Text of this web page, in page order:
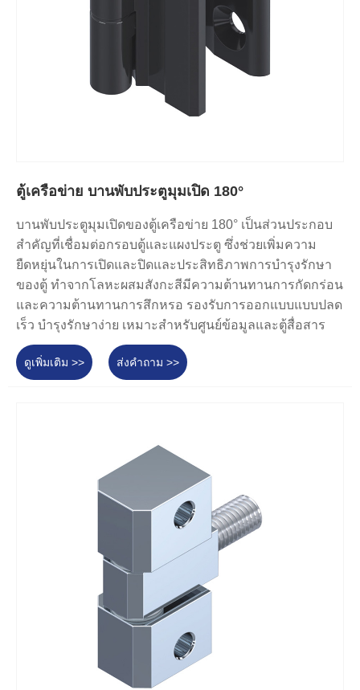
ตู้เครือข่าย บานพับประตูมุมเปิด 180°
บานพับประตูมุมเปิดของตู้เครือข่าย 180° เป็นส่วนประกอบ
สำคัญที่เชื่อมต่อกรอบตู้และแผงประตู ซึ่งช่วยเพิ่มความ
ยืดหยุ่นในการเปิดและปิดและประสิทธิภาพการบำรุงรักษา
ของตู้ ทำจากโลหะผสมสังกะสีมีความต้านทานการกัดกร่อน
และความต้านทานการสึกหรอ รองรับการออกแบบแบบปลด
เร็ว บำรุงรักษาง่าย เหมาะสำหรับศูนย์ข้อมูลและตู้สื่อสาร
ดูเพิ่มเติม >> ส่งคำถาม >>